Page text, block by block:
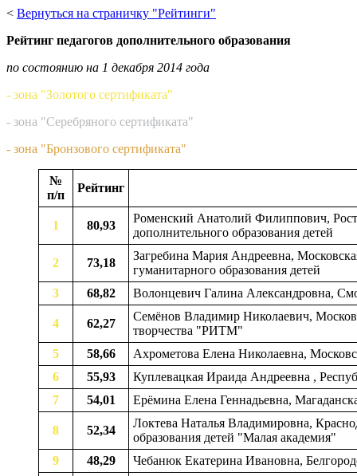
< Вернуться на страничку "Рейтинги"
Рейтинг педагогов дополнительного образования
по состоянию на 1 декабря 2014 года
- зона "Золотого сертификата"
- зона "Серебряного сертификата"
- зона "Бронзового сертификата"
№
п/п
Рейтинг
1 80,93
Роменский Анатолий Филиппович,
дополнительного образования детей
2 73,18
Загребина Мария Андреевна,
гуманитарного образования детей
3
68,82 Волонцевич Галина Александровна,
4 62,27
Семёнов Владимир Николаевич,
творчества "РИТМ"
5
58,66
Ахрометова Елена Николаевна,
6
55,93
Куплевацкая Ираида Андреевна ,
7
54,01 Ерёмина Елена Геннадьевна,
8 52,34
Локтева Наталья Владимировна,
образования детей "Малая академия"
9
48,29 Чебанюк Екатерина Ивановна,